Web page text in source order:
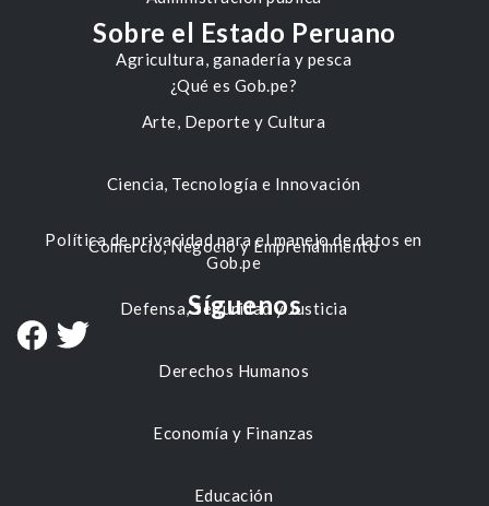
Agricultura, ganadería y pesca
Arte, Deporte y Cultura
Ciencia, Tecnología e Innovación
Comercio, Negocio y Emprendimiento
Defensa, Seguridad y Justicia
Derechos Humanos
Economía y Finanzas
Educación
Sobre el Estado Peruano
¿Qué es Gob.pe?
Política de privacidad para el manejo de datos en
Gob.pe
Síguenos